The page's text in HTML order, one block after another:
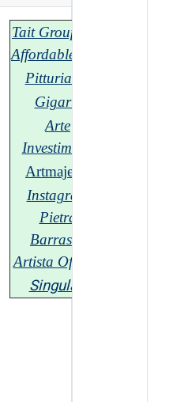
Tait Group - T-
Affordable.com
Pitturiamo
Gigarte
Arte
Investimenti
Artmajeur
Instagram
Pietra
Barrasso
Artista Official
Singulart